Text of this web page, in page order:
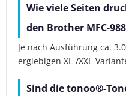
Wie viele Seiten
den Brother MFC-
Je nach Ausführung ca.
ergiebigen XL-/XXL-
Sind die tonoo®-